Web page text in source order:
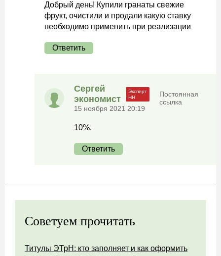
Добрый день! Купили гранаты свежие
фрукт, очистили и продали какую ставку
необходимо применить при реализации
Ответить
Сергей
экономист
15 ноября 2021 20:19
Постоянная
ссылка
10%.
Ответить
Советуем прочитать
Титулы ЭТрН: кто заполняет и как оформить